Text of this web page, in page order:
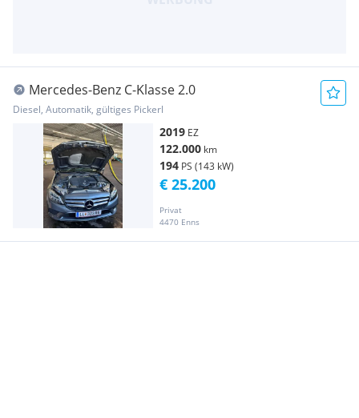
Mercedes-Benz C-Klasse 2.0
Diesel, Automatik, gültiges Pickerl
2019 EZ
122.000 km
194 PS (143 kW)
Privat
4470 Enns
€ 25.200